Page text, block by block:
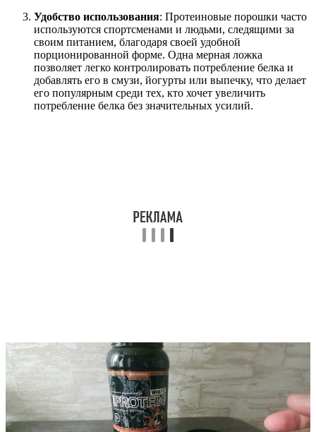
Удобство использования: Протеиновые порошки часто
используются спортсменами и людьми, следящими за
своим питанием, благодаря своей удобной
порционированной форме. Одна мерная ложка
позволяет легко контролировать потребление белка и
добавлять его в смузи, йогурты или выпечку, что делает
его популярным среди тех, кто хочет увеличить
потребление белка без значительных усилий.